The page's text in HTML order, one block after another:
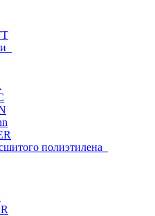
полиэтилена